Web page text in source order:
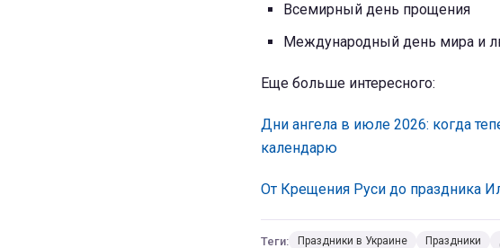
Всемирный день прощения
Международный день мира и
Еще больше интересного:
Дни ангела в июле 2026: когда
календарю
От Крещения Руси до праздника
Теги: Праздники в Украине Праздники